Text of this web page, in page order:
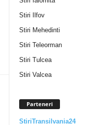
Stiri Ilfov
Stiri Mehedinti
Stiri Teleorman
Stiri Tulcea
Stiri Valcea
Parteneri
StiriTransilvania24